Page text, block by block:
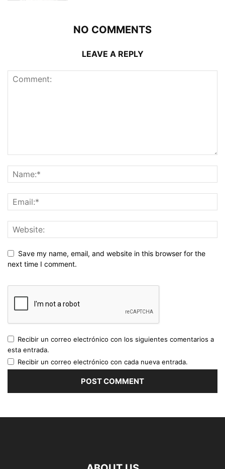
NO COMMENTS
LEAVE A REPLY
Save my name, email, and website in this browser for the
next time I comment.
Recibir un correo electrónico con los siguientes comentarios a
esta entrada.
Recibir un correo electrónico con cada nueva entrada.